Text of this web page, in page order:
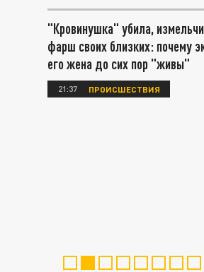
"Кровинушка" убила,
фарш своих близких: почему
его жена до сих пор "живы"
21:37 ПРОИСШЕСТВИЯ